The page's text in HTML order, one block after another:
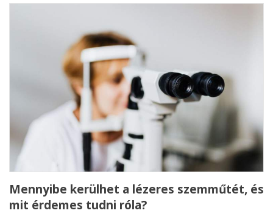
Mennyibe kerülhet a lézeres szemműtét, és
mit érdemes tudni róla?